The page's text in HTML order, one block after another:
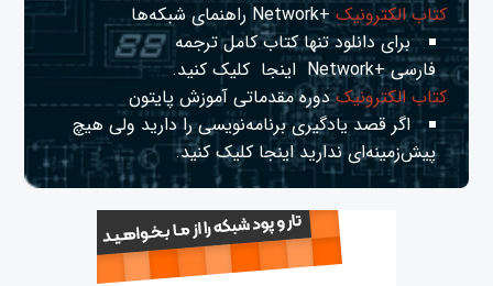
کتاب الکترونیک+Network راهنمای شبکه‌ها
برای دانلود تنها کتاب کامل ترجمه
فارسی +Network
اینجا کلیک کنید.
کتاب الکترونیکدوره مقدماتی آموزش پایتون
اگر قصد یادگیری برنامه‌نویسی را دارید ولی هیچ
پیش‌زمینه‌ای نداریداینجا کلیک کنید.